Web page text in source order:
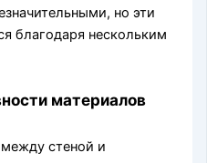
но эти
благодаря нескольким
материалов
между стеной и